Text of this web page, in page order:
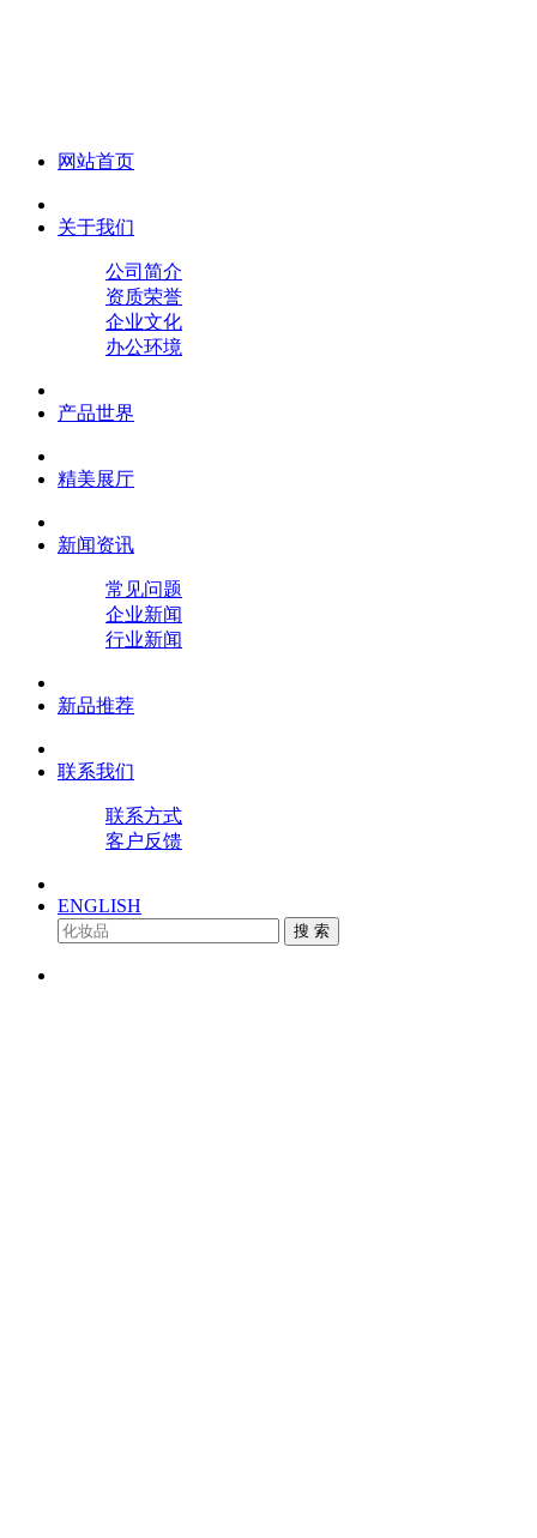
网站首页
关于我们
公司简介
资质荣誉
企业文化
办公环境
产品世界
精美展厅
新闻资讯
常见问题
企业新闻
行业新闻
新品推荐
联系我们
联系方式
客户反馈
ENGLISH